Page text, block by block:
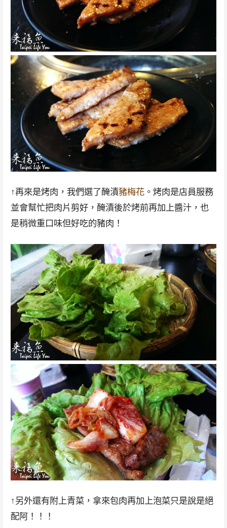
↑再來是烤肉，我們選了醃漬豬梅花。烤肉是店員服務
並會幫忙把肉片剪好，醃漬後於烤前再加上醬汁，也
是稍微重口味但好吃的豬肉！
↑另外還有附上青菜，拿來包肉再加上泡菜只是說是絕
配阿！！！